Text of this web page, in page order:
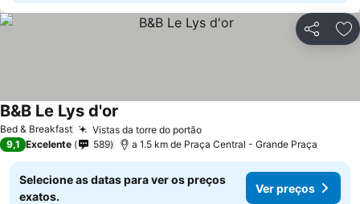
Partilhar
Bed & Breakfast Vistas da torre do portão
B&B Le Lys d'or
9,1 Excelente 589 a 1.5 km de Praça Central - Grande Praça
Selecione as datas para ver os preços
exatos.
Ver preços